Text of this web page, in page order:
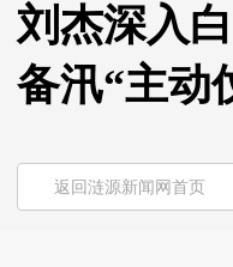
刘杰深入
备汛“主动
返回涟源新闻网首页